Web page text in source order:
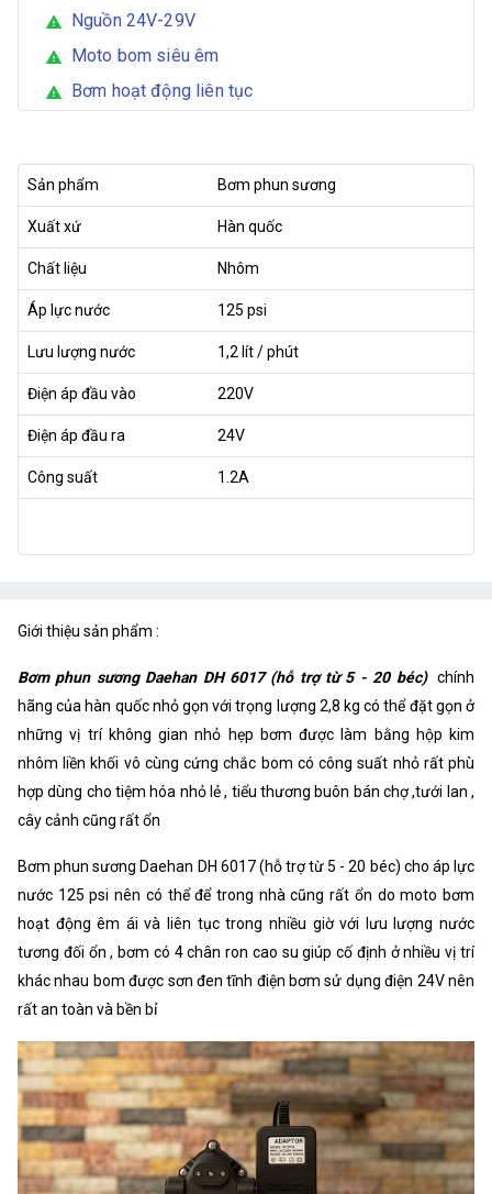
warning Nguồn 24V-29V
warning Moto bom siêu êm
warning Bơm hoạt động liên tục
Sản phẩm Bơm phun sương
Xuất xứ Hàn quốc
Chất liệu Nhôm
Áp lực nước 125 psi
Lưu lượng nước 1,2 lít / phút
Điện áp đầu vào 220V
Điện áp đầu ra 24V
Công suất 1.2A
Giới thiệu sản phẩm :
Bơm phun sương Daehan DH 6017 (hỗ trợ từ 5 - 20 béc) chính
hãng của hàn quốc nhỏ gọn với trọng lượng 2,8 kg có thể đặt gọn ở
những vị trí không gian nhỏ hẹp bơm được làm bằng hộp kim
nhôm liền khối vô cùng cứng chắc bom có công suất nhỏ rất phù
hợp dùng cho tiệm hóa nhỏ lẻ , tiểu thương buôn bán chợ ,tưới lan ,
cây cảnh cũng rất ổn
Bơm phun sương Daehan DH 6017 (hỗ trợ từ 5 - 20 béc) cho áp lực
nước 125 psi nên có thể để trong nhà cũng rất ổn do moto bơm
hoạt động êm ái và liên tục trong nhiều giờ với lưu lượng nước
tương đối ổn , bơm có 4 chân ron cao su giúp cố định ở nhiều vị trí
khác nhau bom được sơn đen tĩnh điện bơm sử dụng điện 24V nên
rất an toàn và bền bỉ